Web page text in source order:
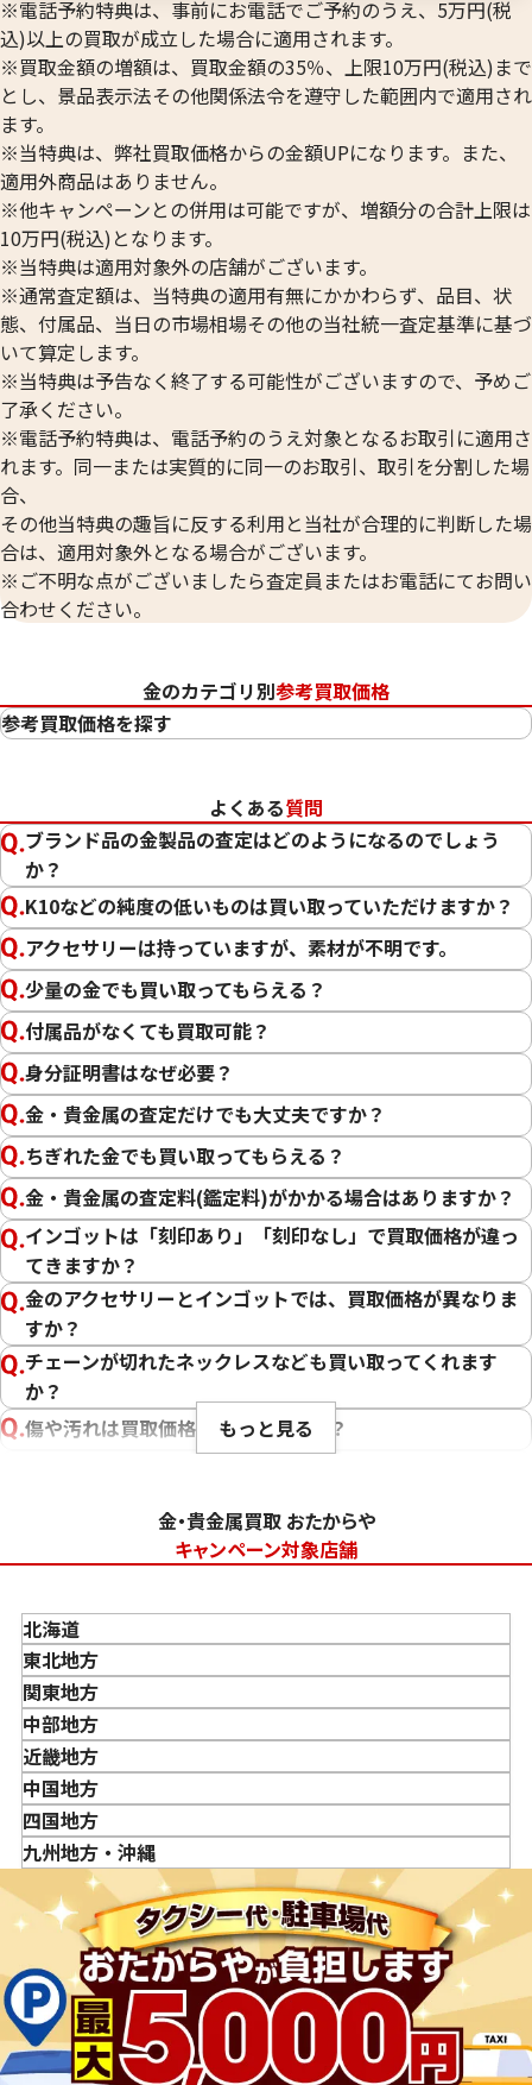
※電話予約特典は、事前にお電話でご予約のうえ、5万円(税
込)以上の買取が成立した場合に適用されます。
※買取金額の増額は、買取金額の35％、上限10万円(税込)まで
とし、景品表示法その他関係法令を遵守した範囲内で適用され
ます。
※当特典は、弊社買取価格からの金額UPになります。また、
適用外商品はありません。
※他キャンペーンとの併用は可能ですが、増額分の合計上限は
10万円(税込)となります。
※当特典は適用対象外の店舗がございます。
※通常査定額は、当特典の適用有無にかかわらず、品目、状
態、付属品、当日の市場相場その他の当社統一査定基準に基づ
いて算定します。
※当特典は予告なく終了する可能性がございますので、予めご
了承ください。
※電話予約特典は、電話予約のうえ対象となるお取引に適用さ
れます。同一または実質的に同一のお取引、取引を分割した場
合、
その他当特典の趣旨に反する利用と当社が合理的に判断した場
合は、適用対象外となる場合がございます。
※ご不明な点がございましたら査定員またはお電話にてお問い
合わせください。
金のカテゴリ別参考買取価格
参考買取価格を探す
22金（K22）
21.6金（K21.6）
20金（K20）
18金（K18）
14金（K14）
12金（K12）
10金（K10）
金
プラチナ
よくある質問
ブランド品の金製品の査定はどのようになるのでしょう
か？
K10などの純度の低いものは買い取っていただけますか？
アクセサリーは持っていますが、素材が不明です。
少量の金でも買い取ってもらえる？
付属品がなくても買取可能？
身分証明書はなぜ必要？
金・貴金属の査定だけでも大丈夫ですか？
ちぎれた金でも買い取ってもらえる？
金・貴金属の査定料(鑑定料)がかかる場合はありますか？
インゴットは「刻印あり」「刻印なし」で買取価格が違っ
てきますか？
金のアクセサリーとインゴットでは、買取価格が異なりま
すか？
チェーンが切れたネックレスなども買い取ってくれます
か？
傷や汚れは買取価格に影響しますか？
大判・小判、外国金貨、古銭やコインなども買取してもら
「金・貴金属の査定」にはどれくらい時間がかかります
「金・貴金属の買取価格」はどうやって決まりますか？
金・貴金属はいつ売るのがポイント？日によって買取価格
が違うって本当ですか？
貴金属の売り時はいつですか？
もっと見る
金・貴金属買取 おたからや
キャンペーン対象店舗
北海道
東北地方
青森県
岩手県
宮城県
秋田県
山形県
福島県
関東地方
東京都
神奈川県
埼玉県
千葉県
茨城県
栃木県
群馬県
中部地方
新潟県
富山県
石川県
山梨県
長野県
岐阜県
静岡県
愛知県
近畿地方
三重県
滋賀県
京都府
兵庫県
奈良県
和歌山県
中国地方
鳥取県
島根県
広島県
山口県
四国地方
徳島県
愛媛県
九州地方・沖縄
佐賀県
長崎県
熊本県
大分県
宮崎県
鹿児島県